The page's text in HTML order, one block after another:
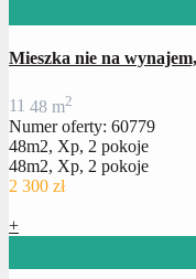
Mieszka nie na
11 48 m2
Numer oferty: 60779
48m2, Xp, 2 pokoje
48m2, Xp, 2 pokoje
2 300 zł
+